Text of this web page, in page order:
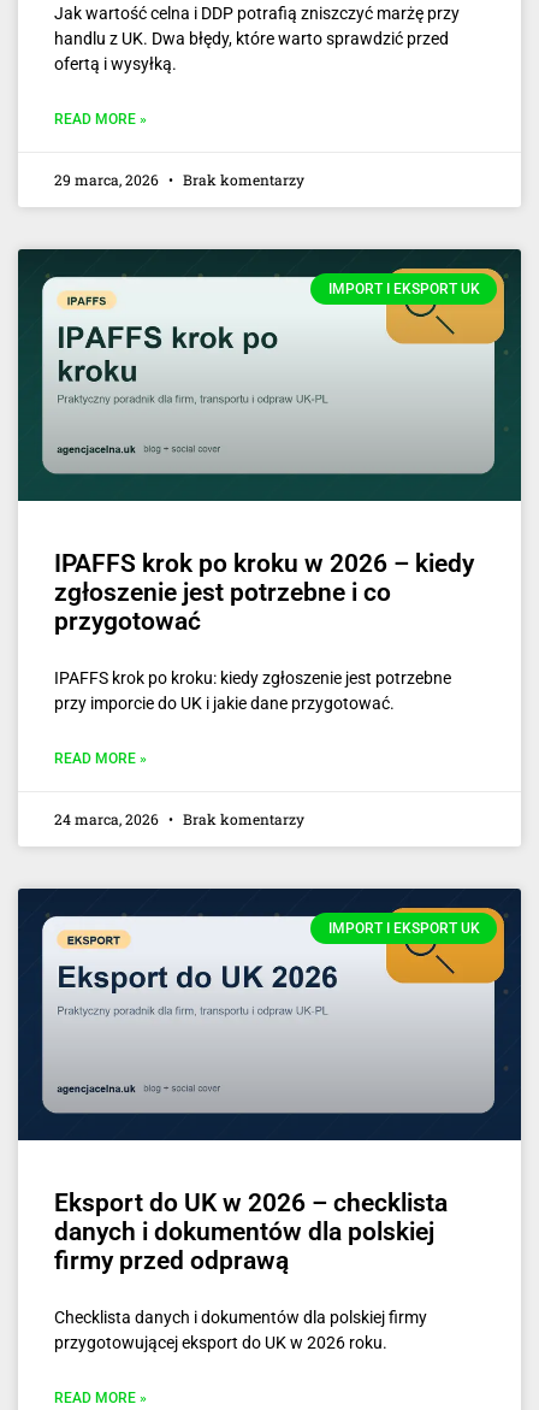
Jak wartość celna i DDP potrafią zniszczyć marżę przy
handlu z UK. Dwa błędy, które warto sprawdzić przed
ofertą i wysyłką.
READ MORE »
29 marca, 2026 Brak komentarzy
IMPORT I EKSPORT UK
IPAFFS krok po kroku w 2026 – kiedy
zgłoszenie jest potrzebne i co
przygotować
IPAFFS krok po kroku: kiedy zgłoszenie jest potrzebne
przy imporcie do UK i jakie dane przygotować.
READ MORE »
24 marca, 2026 Brak komentarzy
IMPORT I EKSPORT UK
Eksport do UK w 2026 – checklista
danych i dokumentów dla polskiej
firmy przed odprawą
Checklista danych i dokumentów dla polskiej firmy
przygotowującej eksport do UK w 2026 roku.
READ MORE »